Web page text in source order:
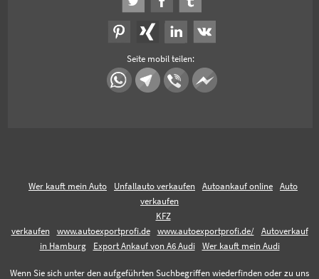
Seite mobil teilen:
Wer kauft mein Auto Unfallauto verkaufen Autoankauf online
Auto
verkaufen
KFZ
verkaufen
www.autoexportprofi.de www.autoexportprofi.de/
Autoverkauf
in Hamburg
Export Ankauf von A6 Audi Wer kauft mein Audi
Wenn Sie sich unter den aufgeführten Suchbegriffen wiederfinden oder zu uns